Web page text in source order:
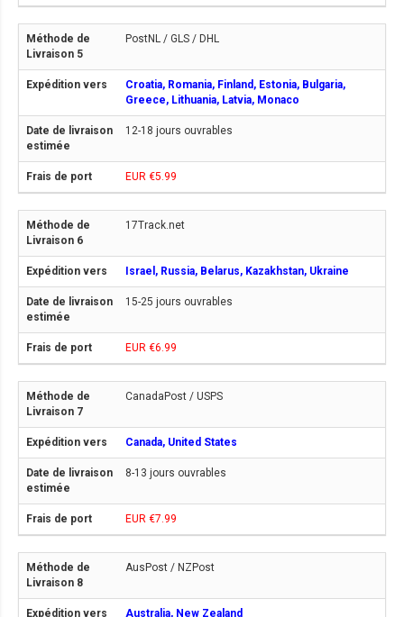
PostNL / GLS / DHL
Croatia, Romania, Finland, Estonia, Bulgaria,
Greece, Lithuania, Latvia, Monaco
12-18 jours ouvrables
EUR €5.99
17Track.net
Israel, Russia, Belarus, Kazakhstan, Ukraine
15-25 jours ouvrables
EUR €6.99
CanadaPost / USPS
Canada, United States
8-13 jours ouvrables
EUR €7.99
AusPost / NZPost
Australia, New Zealand